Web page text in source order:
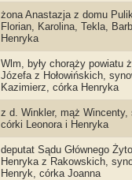
żona Anastazja z domu
Florian, Karolina, Tekla,
Henryka
Wlm, były chorąży powiatu
Józefa z Hołowińskich,
Kazimierz, córka Henryka
z d. Winkler, mąż
córki Leonora i Henryka
deputat Sądu Głównego
Henryka z Rakowskich,
Henryk, córka Joanna